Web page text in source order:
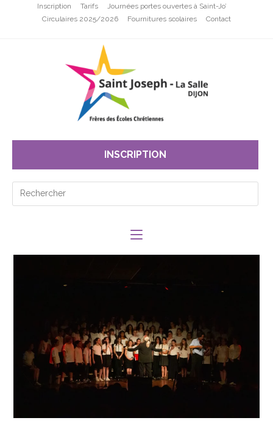
Inscription Tarifs
Journées portes ouvertes à Saint-Jo’
Circulaires 2025/2026
Fournitures scolaires Contact
INSCRIPTION